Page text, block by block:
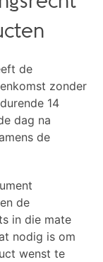
de
zonder
14
dag na
de
de
in die mate
nodig is om
wenst te